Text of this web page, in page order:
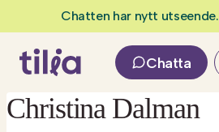
to
content
Chatten har nytt utseende.
Chatta
Christina Dalman